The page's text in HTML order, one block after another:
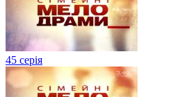
45 серія